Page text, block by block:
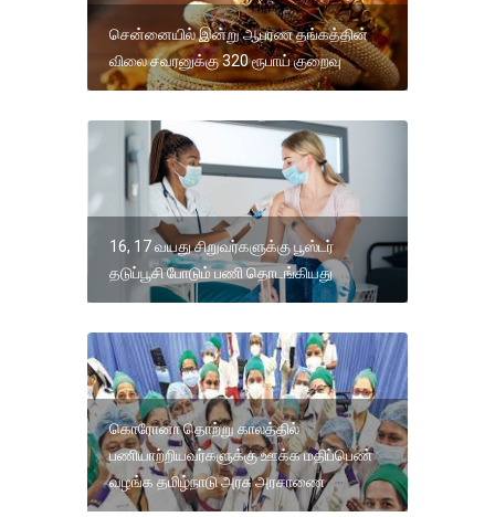
சென்னையில் இன்று ஆபரண தங்கத்தின்
விலை சவரனுக்கு 320 ரூபாய் குறைவு
16, 17 வயது சிறுவர்களுக்கு பூஸ்டர்
தடுப்பூசி போடும் பணி தொடங்கியது
கொரோனா தொற்று காலத்தில்
பணியாற்றியவர்களுக்கு ஊக்க மதிப்பெண்
வழங்க தமிழ்நாடு அரசு அரசாணை